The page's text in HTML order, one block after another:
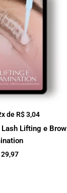
de R$3,04
Lifting e Brow